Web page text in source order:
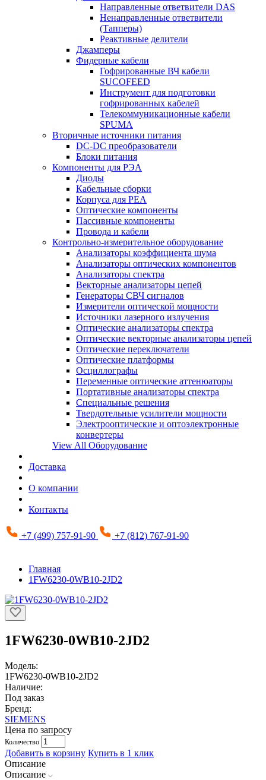
Направленные ответвители DAS
Ненаправленные ответвители
(Тапперы)
Реактивные делители
Джамперы
Фидерные кабели
Гофрированные ВЧ кабели
SUCOFEED
Инструмент для подготовки
гофрированных кабелей
Телекоммуникационные кабели
SPUMA
Вторичные источники питания
DC-DC преобразователи
Блоки питания
Компоненты для РЭА
Диоды
Кабельные сборки
Корпуса для РЕА
Оптические компоненты
Пассивные компоненты
Провода и кабели
Контрольно-измерительное оборудование
Анализаторы коэффициента шума
Анализаторы оптических компонентов
Анализаторы спектра
Векторные анализаторы цепей
Генераторы СВЧ сигналов
Измерители оптической мощности
Источники лазерного излучения
Оптические анализаторы спектра
Оптические векторные анализаторы цепей
Оптические переключатели
Оптические платформы
Осциллографы
Переменные оптические аттенюаторы
Портативные анализаторы спектра
Специальные решения
Твердотельные усилители мощности
Электрооптические и оптоэлектронные
конвертеры
View All Оборудование
Доставка
О компании
Контакты
+7 (499) 757-91-90 +7 (812) 767-91-90
Главная
1FW6230-0WB10-2JD2
1FW6230-0WB10-2JD2
Модель:
1FW6230-0WB10-2JD2
Наличие:
Под заказ
Бренд:
SIEMENS
Цена по запросу
Количество
Добавить в корзину Купить в 1 клик
Описание
Описание